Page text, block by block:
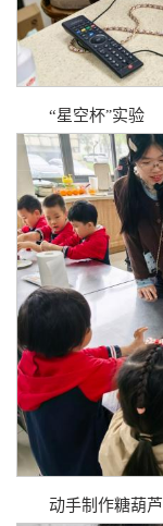
“星空杯”实验
动手制作糖葫芦